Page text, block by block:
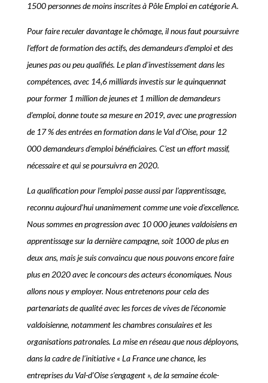
1500 personnes de moins inscrites à Pôle Emploi en catégorie A.
Pour faire reculer davantage le chômage, il nous faut poursuivre
l’effort de formation des actifs, des demandeurs d’emploi et des
jeunes pas ou peu qualifiés. Le plan d’investissement dans les
compétences, avec 14,6 milliards investis sur le quinquennat
pour former 1 million de jeunes et 1 million de demandeurs
d’emploi, donne toute sa mesure en 2019, avec une progression
de 17 % des entrées en formation dans le Val d’Oise, pour 12
000 demandeurs d’emploi bénéficiaires. C’est un effort massif,
nécessaire et qui se poursuivra en 2020.
La qualification pour l’emploi passe aussi par l’apprentissage,
reconnu aujourd’hui unanimement comme une voie d’excellence.
Nous sommes en progression avec 10 000 jeunes valdoisiens en
apprentissage sur la dernière campagne, soit 1000 de plus en
deux ans, mais je suis convaincu que nous pouvons encore faire
plus en 2020 avec le concours des acteurs économiques. Nous
allons nous y employer. Nous entretenons pour cela des
partenariats de qualité avec les forces de vives de l’économie
valdoisienne, notamment les chambres consulaires et les
organisations patronales. La mise en réseau que nous déployons,
dans la cadre de l’initiative « La France une chance, les
entreprises du Val-d’Oise s’engagent », de la semaine école-